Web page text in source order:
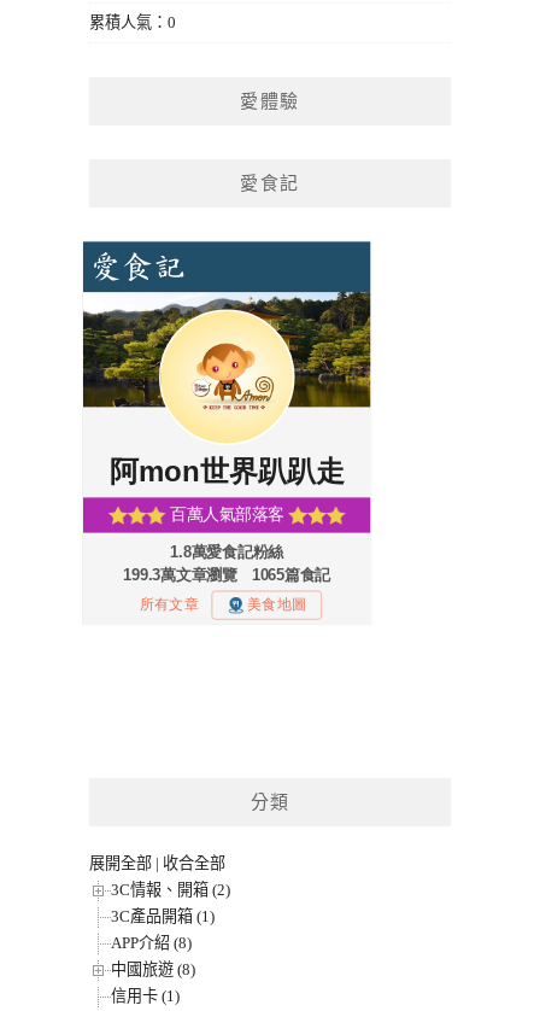
累積人氣：0
愛體驗
愛食記
分類
展開全部 | 收合全部
3C情報、開箱 (2)
3C產品開箱 (1)
APP介紹 (8)
中國旅遊 (8)
信用卡 (1)